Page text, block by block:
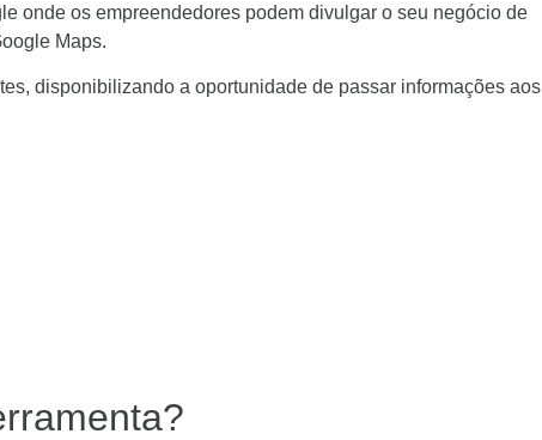
onde os empreendedores podem divulgar o seu negócio de
Maps.
disponibilizando a oportunidade de passar informações aos